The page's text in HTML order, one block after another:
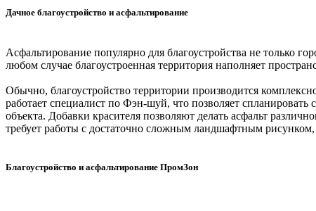
Дачное благоустройство и асфальтирование
Асфальтирование популярно для благоустройства не только
любом случае благоустроенная территория наполняет
Обычно, благоустройство территории производится
работает специалист по Фэн-шуй, что позволяет
объекта. Добавки красителя позволяют делать асфальт
требует работы с достаточно сложным ландшафтным рисунком,
Благоустройство и асфальтирование ПромЗон